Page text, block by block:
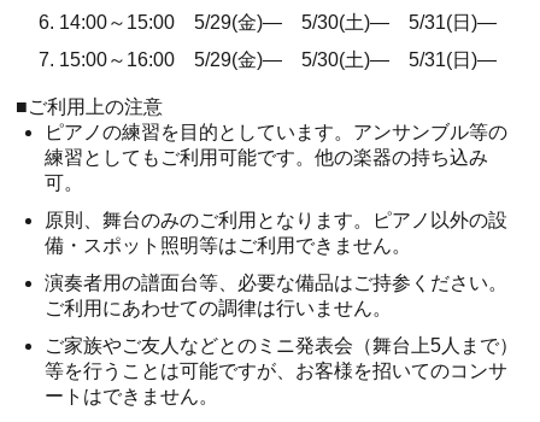
14:00～15:00 5/29(金)― 5/30(土)― 5/31(日)―
15:00～16:00 5/29(金)― 5/30(土)― 5/31(日)―
■ご利用上の注意
ピアノの練習を目的としています。アンサンブル等の
練習としてもご利用可能です。他の楽器の持ち込み
可。
原則、舞台のみのご利用となります。ピアノ以外の設
備・スポット照明等はご利用できません。
演奏者用の譜面台等、必要な備品はご持参ください。
ご利用にあわせての調律は行いません。
ご家族やご友人などとのミニ発表会（舞台上5人まで）
等を行うことは可能ですが、お客様を招いてのコンサ
ートはできません。